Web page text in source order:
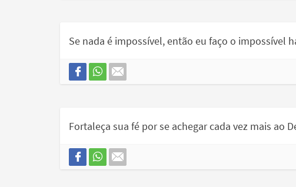
Se nada é impossível, então eu faço o impossível
Fortaleça sua fé por se achegar cada vez mais ao